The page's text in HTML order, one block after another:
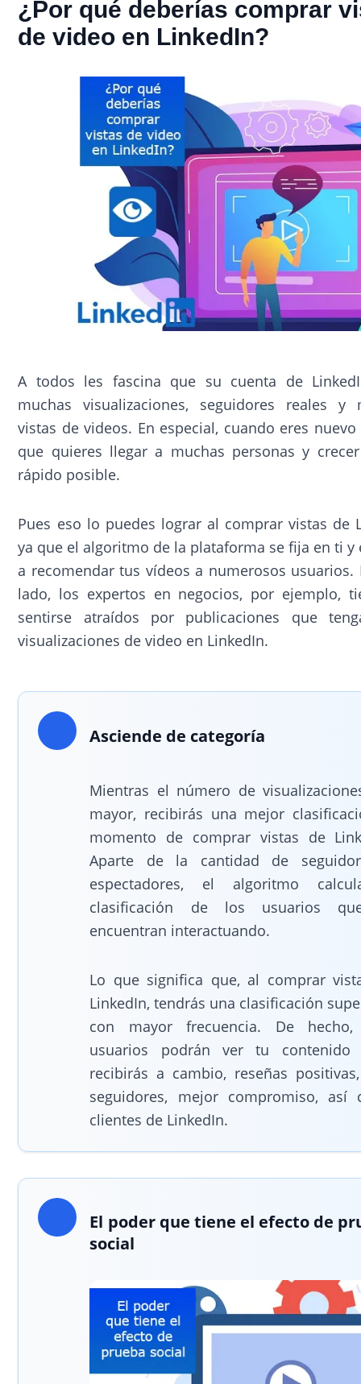
¿Por qué deberías comprar
de video en LinkedIn?
A todos les fascina que su cuenta de
muchas visualizaciones, seguidores reales y
vistas de videos. En especial, cuando eres
que quieres llegar a muchas personas y
rápido posible.
Pues eso lo puedes lograr al comprar vistas de
ya que el algoritmo de la plataforma se fija en ti y
a recomendar tus vídeos a numerosos usuarios.
lado, los expertos en negocios, por ejemplo,
sentirse atraídos por publicaciones que
visualizaciones de video en LinkedIn.
Asciende de categoría
Mientras el número de
mayor, recibirás una mejor
momento de comprar vistas de
Aparte de la cantidad de
espectadores, el algoritmo
clasificación de los usuarios
encuentran interactuando.
Lo que significa que, al comprar
LinkedIn, tendrás una clasificación
con mayor frecuencia. De hecho,
usuarios podrán ver tu
recibirás a cambio, reseñas
seguidores, mejor compromiso, así
clientes de LinkedIn.
El poder que tiene el efecto de
social